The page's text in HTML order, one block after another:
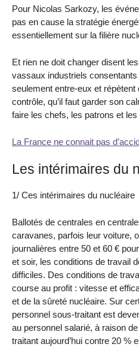
Pour Nicolas Sarkozy, les
pas en cause la stratégie
essentiellement sur la filière
Et rien ne doit changer disent
vassaux industriels
seulement entre-eux et répètent
contrôle, qu’il faut garder son
faire les chefs, les patrons et
La France ne connait pas
Les intérimaires du
1/ Ces intérimaires du nucléaire
Ballotés de centrales en
caravanes, parfois leur voiture,
journalières entre 50 et 60 €
et soir, les conditions de travail
difficiles. Des conditions de
course au profit : vitesse et
et de la sûreté nucléaire. Sur
personnel sous-traitant est
au personnel salarié, à raison
traitant aujourd’hui contre 20 %